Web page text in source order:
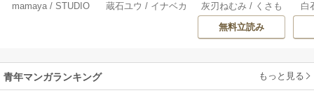
なってくれません
mamaya/STUDIO
3巻
蔵石ユウ / イナベカ
界プレス漫遊記 ～
最強無双のおじさ
んはあらゆる種族
ミック） 6巻
灰刃ねむみ / くさも
ち
無料立読み
ア
（
白
青年マンガランキング もっと見る